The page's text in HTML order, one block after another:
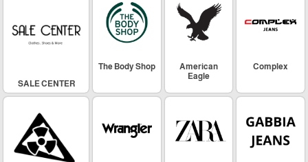
Complex
American
Eagle
The Body Shop
SALE CENTER